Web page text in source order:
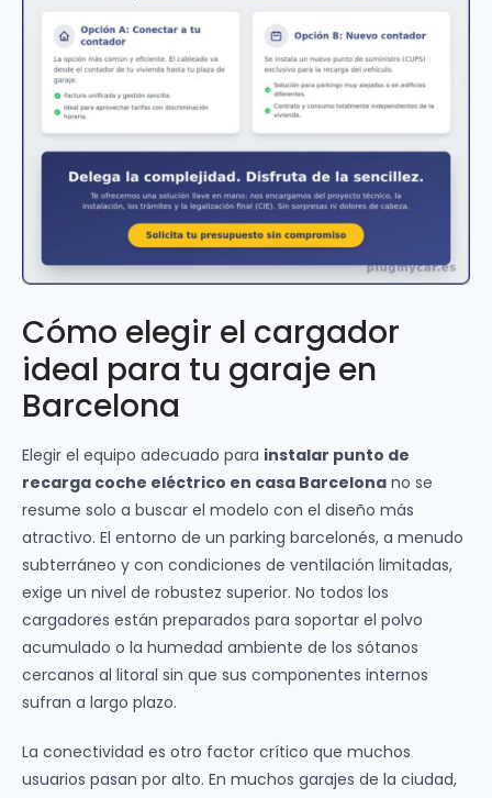
Cómo elegir el cargador
ideal para tu garaje en
Barcelona
Elegir el equipo adecuado para instalar punto de
recarga coche eléctrico en casa Barcelona no se
resume solo a buscar el modelo con el diseño más
atractivo. El entorno de un parking barcelonés, a menudo
subterráneo y con condiciones de ventilación limitadas,
exige un nivel de robustez superior. No todos los
cargadores están preparados para soportar el polvo
acumulado o la humedad ambiente de los sótanos
cercanos al litoral sin que sus componentes internos
sufran a largo plazo.
La conectividad es otro factor crítico que muchos
usuarios pasan por alto. En muchos garajes de la ciudad,